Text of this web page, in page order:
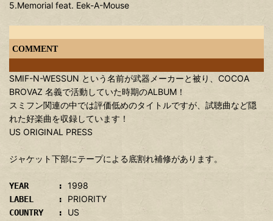
5.Memorial feat. Eek-A-Mouse
COMMENT
SMIF-N-WESSUN という名前が武器メーカーと被り、COCOA
BROVAZ 名義で活動していた時期のALBUM！
スミフン関連の中では評価低めのタイトルですが、試聴曲など隠
れた好楽曲を収録しています！
US ORIGINAL PRESS
ジャケット下部にテープによる底割れ補修があります。
YEAR : 1998
LABEL : PRIORITY
COUNTRY : US